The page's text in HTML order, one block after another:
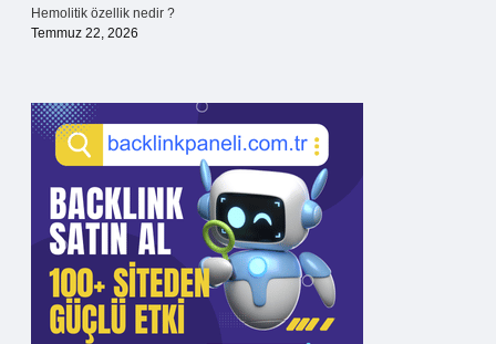
Hemolitik özellik nedir ?
Temmuz 22, 2026